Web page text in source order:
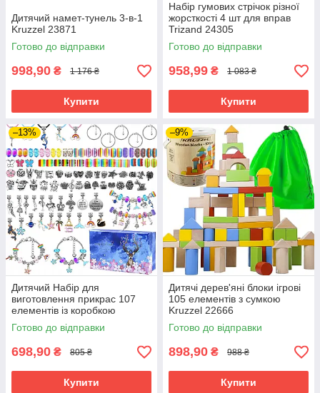
Дитячий намет-тунель 3-в-1
Kruzzel 23871
Готово до відправки
998,90 ₴ 1 176 ₴
Купити
Набір гумових стрічок різної
жорсткості 4 шт для вправ
Trizand 24305
Готово до відправки
958,99 ₴ 1 083 ₴
Купити
–13%
Дитячий Набір для
виготовлення прикрас 107
елементів із коробкою
Kruzzel 20342
Готово до відправки
698,90 ₴ 805 ₴
Купити
–9%
Дитячі дерев'яні блоки ігрові
105 елементів з сумкою
Kruzzel 22666
Готово до відправки
898,90 ₴ 988 ₴
Купити